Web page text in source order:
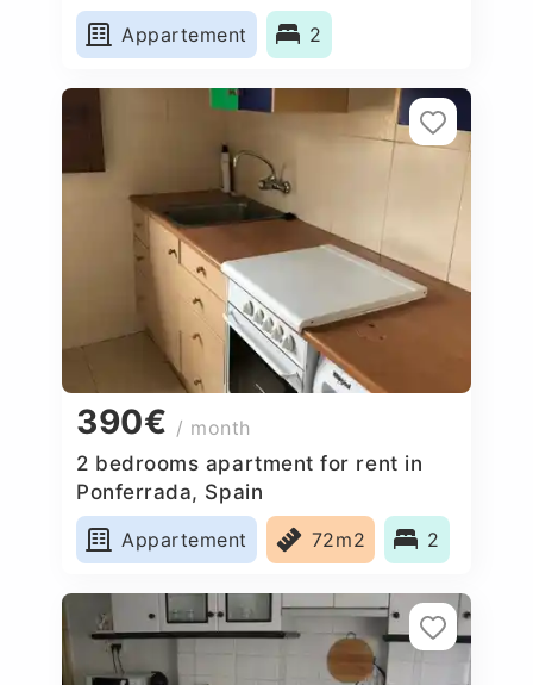
Appartement
2
390€ / month
2 bedrooms apartment for rent in
Ponferrada, Spain
Appartement
72m2 2